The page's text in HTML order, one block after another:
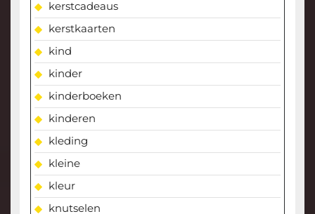
kerstcadeaus
kerstkaarten
kind
kinder
kinderboeken
kinderen
kleding
kleine
kleur
knutselen